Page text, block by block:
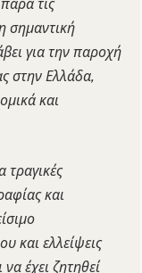
τις
σημαντική
για την παροχή
στην Ελλάδα,
και
τραγικές
και
και ελλείψεις
έχει ζητηθεί